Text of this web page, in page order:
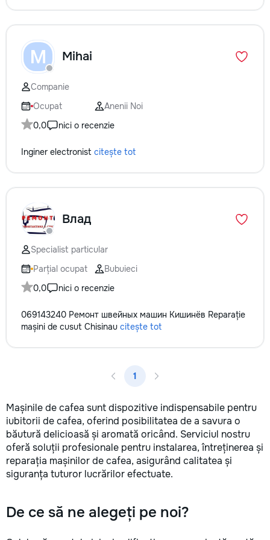
M Mihai
Companie
Ocupat
Anenii Noi
0,0
nici o recenzie
Inginer electronist citește tot
Влад
Specialist particular
Parțial ocupat
Bubuieci
0,0
nici o recenzie
069143240 Ремонт швейных машин Кишинёв Reparație
mașini de cusut Chisinau citește tot
1
Mașinile de cafea sunt dispozitive indispensabile pentru
iubitorii de cafea, oferind posibilitatea de a savura o
băutură delicioasă și aromată oricând. Serviciul nostru
oferă soluții profesionale pentru instalarea, întreținerea și
reparația mașinilor de cafea, asigurând calitatea și
siguranța tuturor lucrărilor efectuate.
De ce să ne alegeți pe noi?